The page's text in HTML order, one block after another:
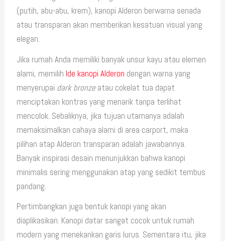
(putih, abu-abu, krem), kanopi Alderon berwarna senada
atau transparan akan memberikan kesatuan visual yang
elegan.
Jika rumah Anda memiliki banyak unsur kayu atau elemen
alami, memilihIde kanopi Alderon dengan warna yang
menyerupai dark bronzeatau cokelat tua dapat
menciptakan kontras yang menarik tanpa terlihat
mencolok. Sebaliknya, jika tujuan utamanya adalah
memaksimalkan cahaya alami di area carport, maka
pilihan atap Alderon transparan adalah jawabannya.
Banyak inspirasi desain menunjukkan bahwa kanopi
minimalis sering menggunakan atap yang sedikit tembus
pandang.
Pertimbangkan juga bentuk kanopi yang akan
diaplikasikan. Kanopi datar sangat cocok untuk rumah
modern yang menekankan garis lurus. Sementara itu, jika